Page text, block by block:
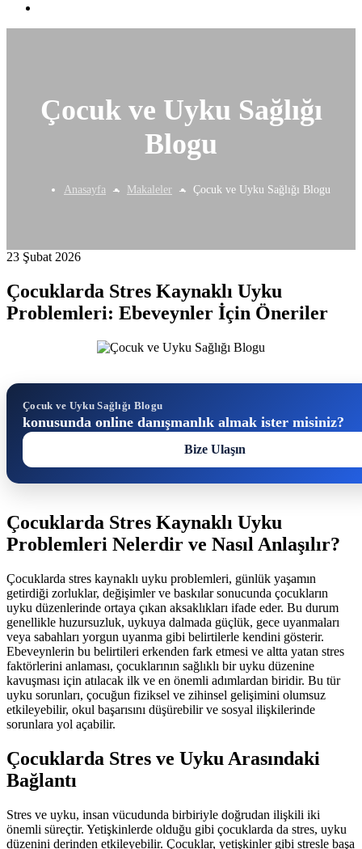
Çocuk ve Uyku Sağlığı
Blogu
Anasayfa Makaleler Çocuk ve Uyku Sağlığı Blogu
23 Şubat 2026
Çocuklarda Stres Kaynaklı Uyku
Problemleri: Ebeveynler İçin Öneriler
Çocuk ve Uyku Sağlığı Blogu
konusunda online danışmanlık almak ister misiniz?
Bize Ulaşın
Çocuklarda Stres Kaynaklı Uyku
Problemleri Nelerdir ve Nasıl Anlaşılır?
Çocuklarda stres kaynaklı uyku problemleri, günlük yaşamın
getirdiği zorluklar, değişimler ve baskılar sonucunda çocukların
uyku düzenlerinde ortaya çıkan aksaklıkları ifade eder. Bu durum
genellikle huzursuzluk, uykuya dalmada güçlük, gece uyanmaları
veya sabahları yorgun uyanma gibi belirtilerle kendini gösterir.
Ebeveynlerin bu belirtileri erkenden fark etmesi ve altta yatan stres
faktörlerini anlaması, çocuklarının sağlıklı bir uyku düzenine
kavuşması için atılacak ilk ve en önemli adımlardan biridir. Bu tür
uyku sorunları, çocuğun fiziksel ve zihinsel gelişimini olumsuz
etkileyebilir, okul başarısını düşürebilir ve sosyal ilişkilerinde
sorunlara yol açabilir.
Çocuklarda Stres ve Uyku Arasındaki
Bağlantı
Stres ve uyku, insan vücudunda birbiriyle doğrudan ilişkili iki
önemli süreçtir. Yetişkinlerde olduğu gibi çocuklarda da stres, uyku
düzenini derinden etkileyebilir. Çocuklar, yetişkinler gibi stresle başa